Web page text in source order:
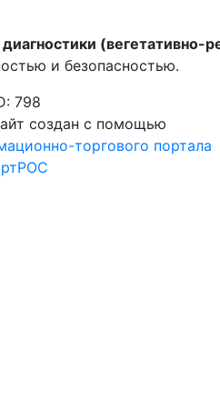
(вегетативно-
и безопасностью.
798
создан с помощью
торгового портала